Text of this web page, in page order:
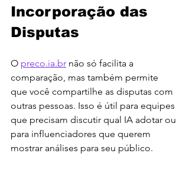
Incorporação das
Disputas
O preco.ia.br não só facilita a
comparação, mas também permite
que você compartilhe as disputas com
outras pessoas. Isso é útil para equipes
que precisam discutir qual IA adotar ou
para influenciadores que querem
mostrar análises para seu público.